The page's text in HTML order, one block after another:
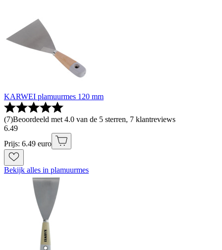
KARWEI plamuurmes 120 mm
(7)Beoordeeld met 4.0 van de 5 sterren, 7 klantreviews
6.49
Prijs: 6.49 euro
Bekijk alles in plamuurmes